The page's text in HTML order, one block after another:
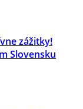
zážitky!
Slovensku